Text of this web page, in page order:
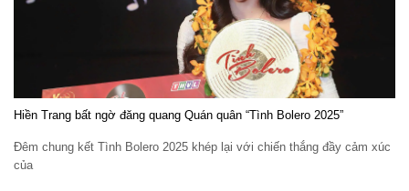
Hiền Trang bất ngờ đăng quang Quán quân “Tình Bolero 2025”
Đêm chung kết Tình Bolero 2025 khép lại với chiến thắng đầy cảm xúc
của